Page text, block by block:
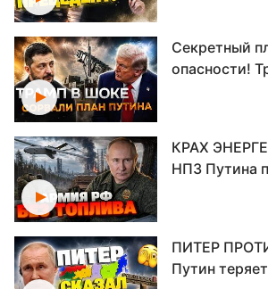
Секретный
опасности!
КРАХ
НПЗ Путина
ПИТЕР
Путин